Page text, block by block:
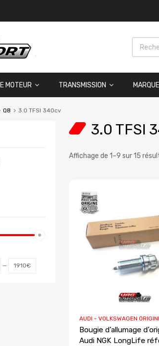
MOTEUR TRANSMISSION
Q8 3.0 TFSI 340cv
3.0 TFSI
Affichage de 1–9 sur 15
AUDI - VOLKSWAGEN
Bougie d’allumage
Audi NGK LongLife
— 1910€